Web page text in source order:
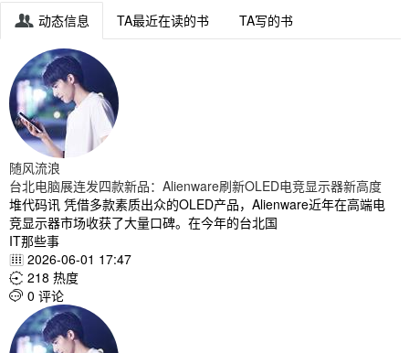
 动态信息 TA最近在读的书 TA写的书
随风流浪
台北电脑展连发四款新品：Alienware刷新OLED电竞显示器新高度
堆代码讯 凭借多款素质出众的OLED产品，Alienware近年在高端电
竞显示器市场收获了大量口碑。在今年的台北国
IT那些事
 2026-06-01 17:47
 218 热度
 0 评论